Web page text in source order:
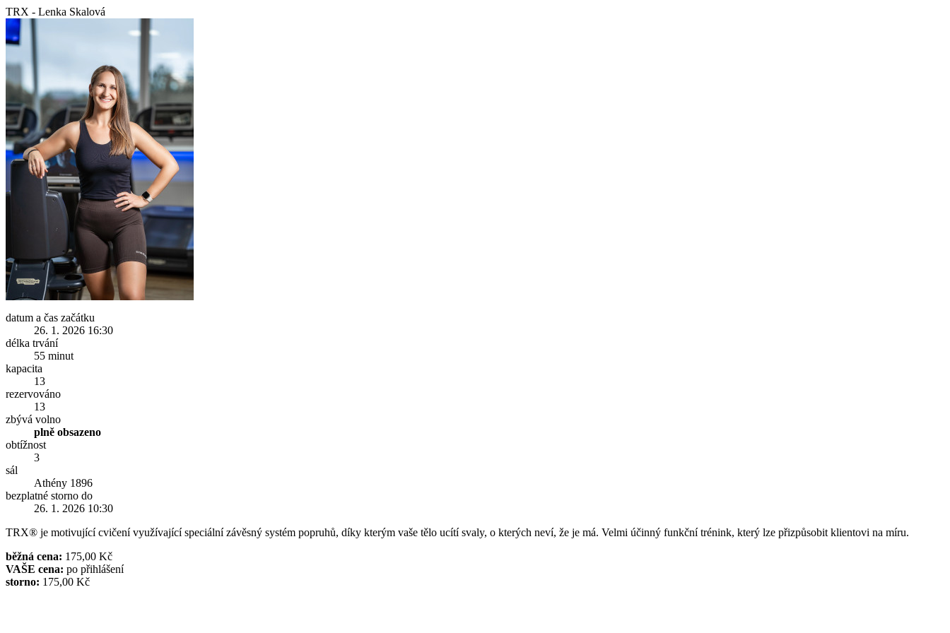
TRX - Lenka Skalová
datum a čas začátku
26. 1. 2026 16:30
délka trvání
55 minut
kapacita
13
rezervováno
13
zbývá volno
plně obsazeno
obtížnost
3
sál
Athény 1896
bezplatné storno do
26. 1. 2026 10:30
TRX® je motivující cvičení využívající speciální závěsný systém popruhů, díky kterým vaše tělo ucítí svaly, o kterých neví, že je má. Velmi účinný funkční trénink, který lze přizpůsobit klientovi na míru.
běžná cena: 175,00 Kč
VAŠE cena: po přihlášení
storno: 175,00 Kč